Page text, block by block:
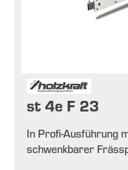
st 4e F 23
In Profi-Ausführung
schwenkbarer